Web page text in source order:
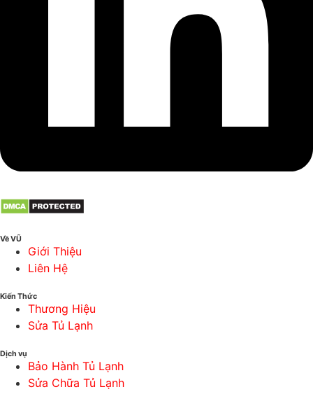
Về VŨ
Giới Thiệu
Liên Hệ
Kiến Thức
Thương Hiệu
Sửa Tủ Lạnh
Dịch vụ
Bảo Hành Tủ Lạnh
Sửa Chữa Tủ Lạnh